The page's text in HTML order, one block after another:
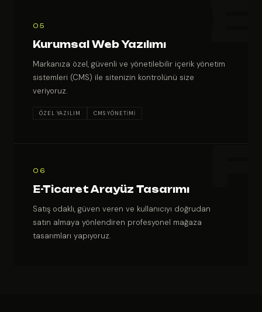
05
Kurumsal Web Yazılımı
Markanıza özel, güvenli ve yönetilebilir içerik yönetim
sistemleri (CMS) ile sitenizin kontrolünü size
veriyoruz.
ÖZEL YAZILIM CMS YÖNETİMİ
06
E-Ticaret Arayüz Tasarımı
Satış odaklı, güven veren ve kullanıcıyı doğrudan
satın almaya yönlendiren profesyonel mağaza
tasarımları yapıyoruz.